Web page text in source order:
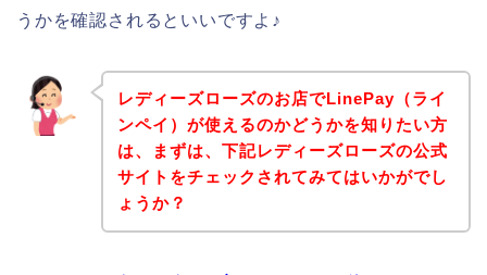
うかを確認されるといいですよ♪
レディーズローズのお店でLinePay（ライ
ンペイ）が使えるのかどうかを知りたい方
は、まずは、下記レディーズローズの公式
サイトをチェックされてみてはいかがでし
ょうか？